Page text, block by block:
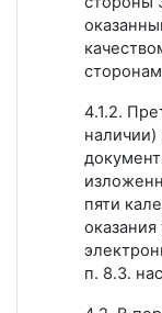
4.1.2.
пяти
оказания
п. 8.3.